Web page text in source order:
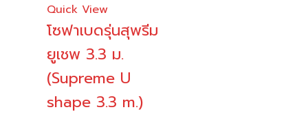
Quick View
โซฟาเบดรุ่นสุพรีม
ยูเชพ 3.3 ม.
(Supreme U
shape 3.3 m.)